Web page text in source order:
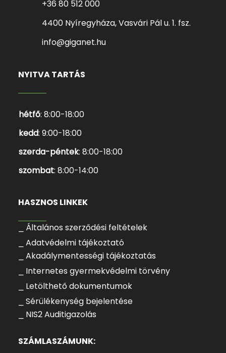
+36 80 512 000
4400 Nyíregyháza, Vasvári Pál u. 1. fsz.
info@giganet.hu
NYITVA TARTÁS
hétfő: 8:00-18:00
kedd: 9:00-18:00
szerda-péntek: 8:00-18:00
szombat: 8:00-14:00
HASZNOS LINKEK
⎯ Általános szerződési feltételek
⎯ Adatvédelmi tájékoztató
⎯ Akadálymentességi tájékoztatás
⎯ Internetes gyermekvédelmi törvény
⎯ Letölthető dokumentumok
⎯ Sérülékenység bejelentése
⎯ NIS2 Auditigazolás
SZÁMLASZÁMUNK: